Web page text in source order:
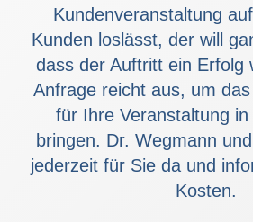
Kundenveranstaltung
Kunden loslässt, der will
dass der Auftritt ein Erfolg
Anfrage reicht aus, um
für Ihre Veranstaltung
bringen. Dr. Wegmann
jederzeit für Sie da und
Kosten.